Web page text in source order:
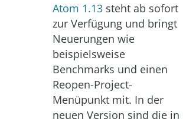
Atom 1.13 steht ab sofort
zur Verfügung und bringt
Neuerungen wie
beispielsweise
Benchmarks und einen
Reopen-Project-
Menüpunkt mit. In der
neuen Version sind die in